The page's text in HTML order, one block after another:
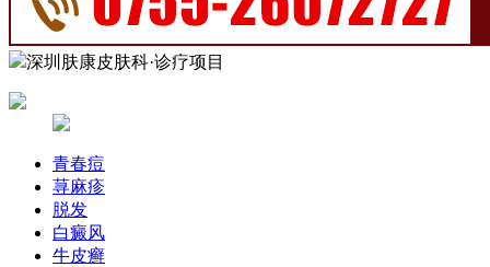
深圳肤康皮肤科·诊疗项目
青春痘
荨麻疹
脱发
白癜风
牛皮癣